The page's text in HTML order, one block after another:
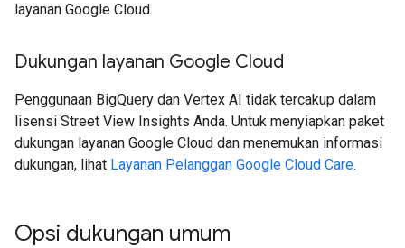
layanan Google Cloud.
Dukungan layanan Google Cloud
Penggunaan BigQuery dan Vertex AI tidak tercakup dalam
lisensi Street View Insights Anda. Untuk menyiapkan paket
dukungan layanan Google Cloud dan menemukan informasi
dukungan, lihat Layanan Pelanggan Google Cloud Care.
Opsi dukungan umum